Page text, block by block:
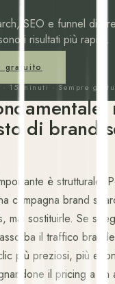
SEO e funnel di
i risultati più rapidi.
gratuito
15 minuti · Sempre
di brand
è strutturale.
campagna brand
mai sostituirle. Se
il traffico
più preziosi, più
il pricing a un